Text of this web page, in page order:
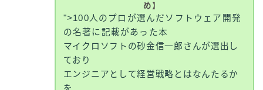
め】
">100人のプロが選んだソフトウェア開発
の名著に記載があった本
マイクロソフトの砂金信一郎さんが選出し
ており
エンジニアとして経営戦略とはなんたるか